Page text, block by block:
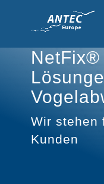
NetFix®
Wir stehen
Kunden